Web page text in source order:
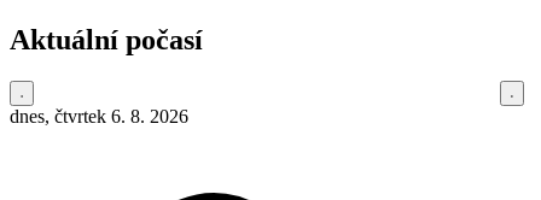
Aktuální počasí
dnes, čtvrtek 6. 8. 2026